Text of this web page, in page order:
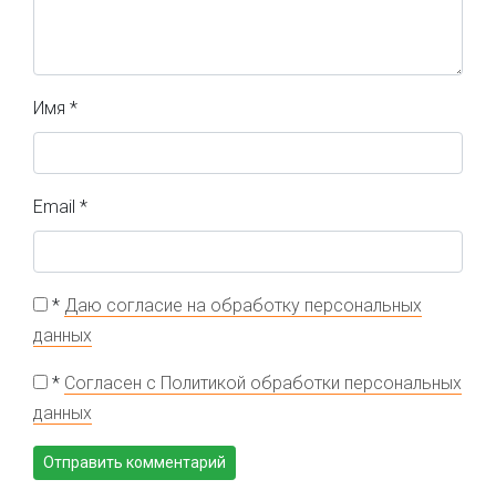
Имя *
Email *
* Даю согласие на обработку персональных
данных
* Согласен с Политикой обработки персональных
данных